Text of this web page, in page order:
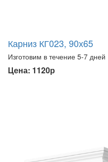
Карниз КГ023, 90х65
Изготовим в течение 5-7 дней
Цена: 1120р